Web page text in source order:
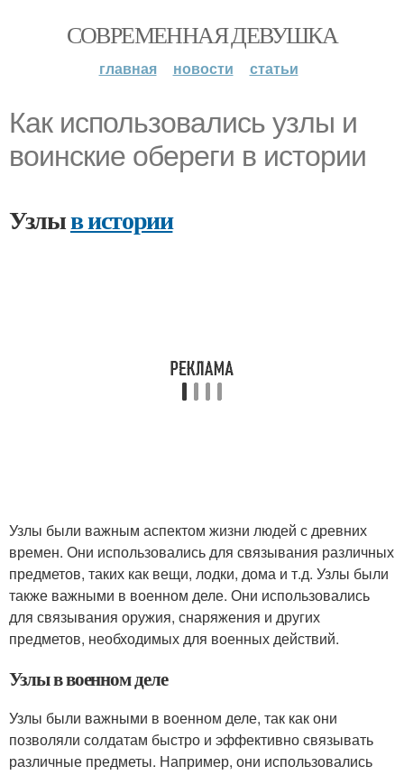
СОВРЕМЕННАЯ ДЕВУШКА
главная новости статьи
Как использовались узлы и
воинские обереги в истории
Узлыв истории
Узлы были важным аспектом жизни людей с древних
времен. Они использовались для связывания различных
предметов, таких как вещи, лодки, дома и т.д. Узлы были
также важными в военном деле. Они использовались
для связывания оружия, снаряжения и других
предметов, необходимых для военных действий.
Узлы в военном деле
Узлы были важными в военном деле, так как они
позволяли солдатам быстро и эффективно связывать
различные предметы. Например, они использовались